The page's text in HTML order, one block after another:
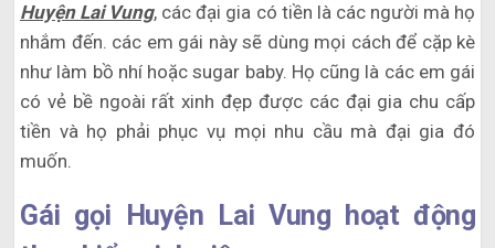
Huyện Lai Vung, các đại gia có tiền là các người mà họ
nhắm đến. các em gái này sẽ dùng mọi cách để cặp kè
như làm bồ nhí hoặc sugar baby. Họ cũng là các em gái
có vẻ bề ngoài rất xinh đẹp được các đại gia chu cấp
tiền và họ phải phục vụ mọi nhu cầu mà đại gia đó
muốn.
Gái gọi Huyện Lai Vung hoạt động